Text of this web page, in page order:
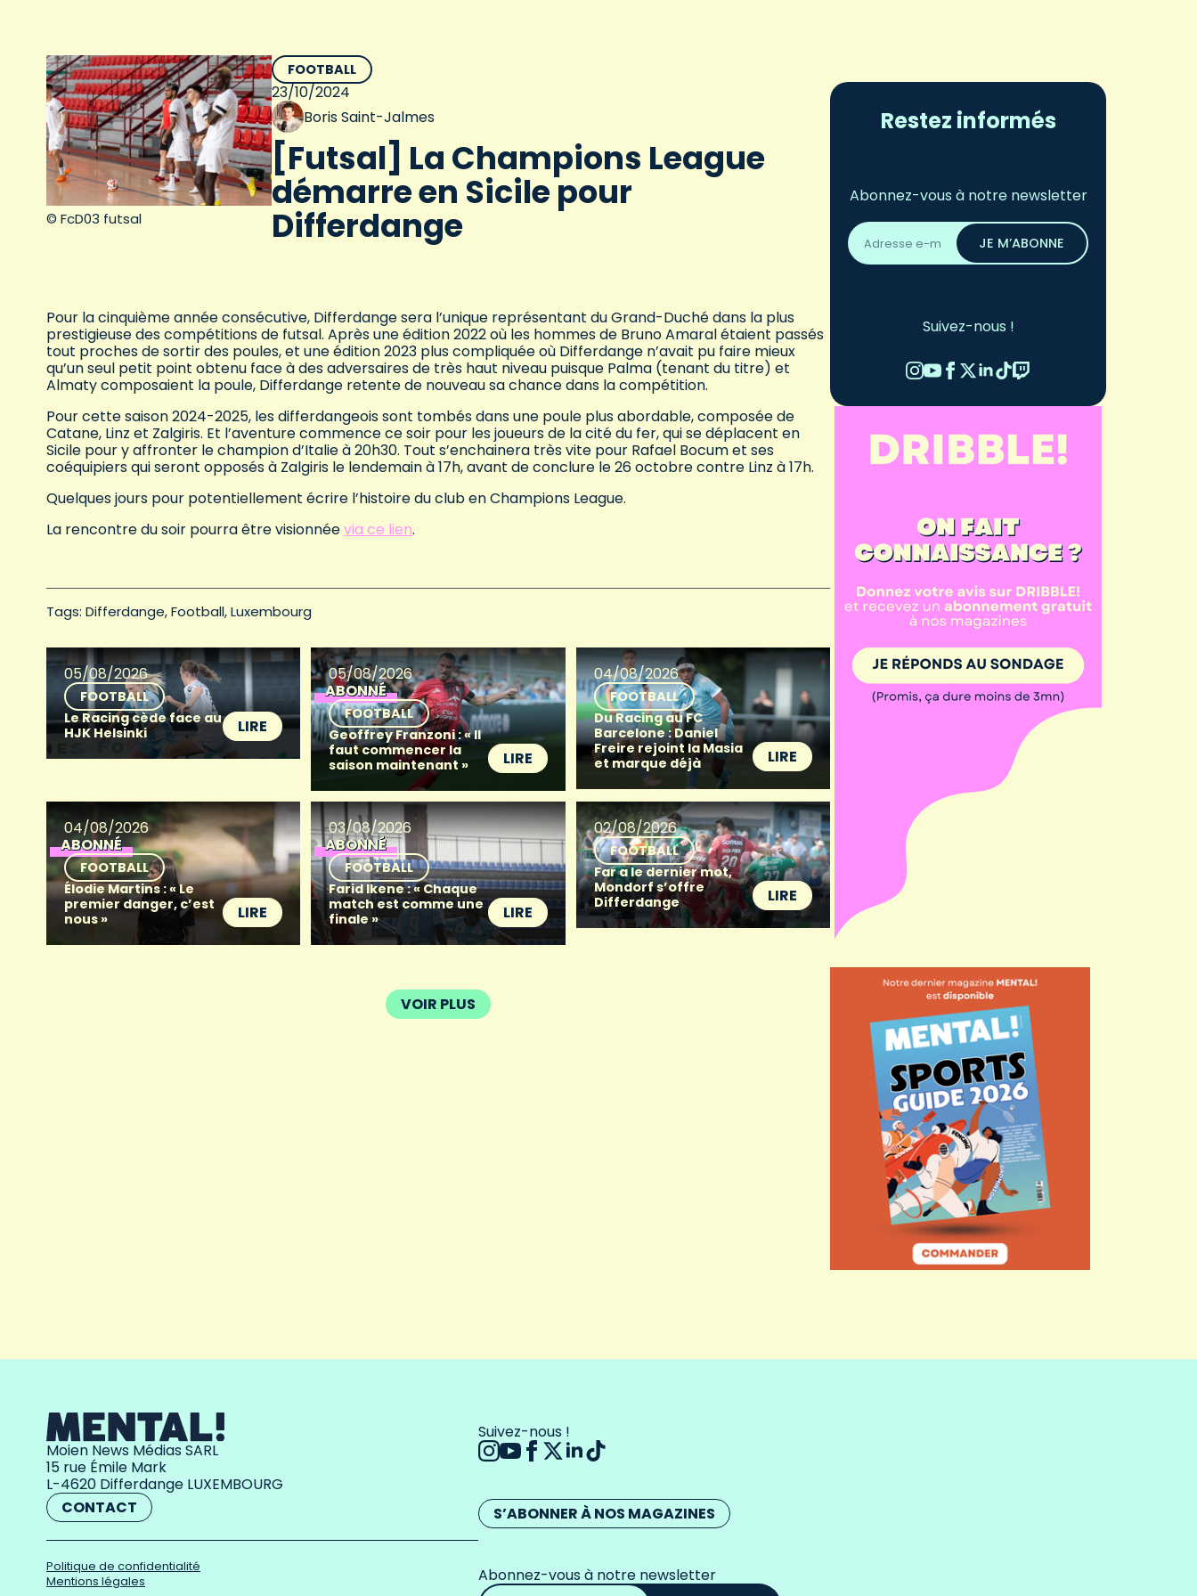
© FcD03 futsal
FOOTBALL
23/10/2024
Boris Saint-Jalmes
[Futsal] La Champions League
démarre en Sicile pour
Differdange
Pour la cinquième année consécutive, Differdange sera l’unique représentant du Grand-Duché dans la plus
prestigieuse des compétitions de futsal. Après une édition 2022 où les hommes de Bruno Amaral étaient passés
tout proches de sortir des poules, et une édition 2023 plus compliquée où Differdange n’avait pu faire mieux
qu’un seul petit point obtenu face à des adversaires de très haut niveau puisque Palma (tenant du titre) et
Almaty composaient la poule, Differdange retente de nouveau sa chance dans la compétition.
Pour cette saison 2024-2025, les differdangeois sont tombés dans une poule plus abordable, composée de
Catane, Linz et Zalgiris. Et l’aventure commence ce soir pour les joueurs de la cité du fer, qui se déplacent en
Sicile pour y affronter le champion d’Italie à 20h30. Tout s’enchainera très vite pour Rafael Bocum et ses
coéquipiers qui seront opposés à Zalgiris le lendemain à 17h, avant de conclure le 26 octobre contre Linz à 17h.
Quelques jours pour potentiellement écrire l’histoire du club en Champions League.
La rencontre du soir pourra être visionnéevia ce lien.
Tags: Differdange Football Luxembourg
05/08/2026
FOOTBALL
Le Racing cède face au
HJK Helsinki
LIRE
05/08/2026
ABONNÉ
FOOTBALL
Geoffrey Franzoni : « Il
faut commencer la
saison maintenant »
LIRE
04/08/2026
FOOTBALL
Du Racing au FC
Barcelone : Daniel
Freire rejoint la Masia
et marque déjà
LIRE
04/08/2026
ABONNÉ
FOOTBALL
Élodie Martins : « Le
premier danger, c’est
nous »
LIRE
03/08/2026
ABONNÉ
FOOTBALL
Farid Ikene : « Chaque
match est comme une
finale »
LIRE
02/08/2026
FOOTBALL
Far a le dernier mot,
Mondorf s’offre
Differdange
LIRE
VOIR PLUS
Restez informés
Abonnez-vous à notre newsletter
Adresse
email
*
JE M’ABONNE
Suivez-nous !
Moien News Médias SARL
15 rue Émile Mark
L-4620 Differdange LUXEMBOURG
CONTACT
Politique de confidentialité
Mentions légales
Suivez-nous !
S’ABONNER À NOS MAGAZINES
Abonnez-vous à notre newsletter
Adresse